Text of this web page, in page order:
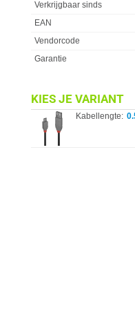
Verkrijgbaar sinds
EAN
Vendorcode
Garantie
KIES JE VARIANT
Kabellengte: